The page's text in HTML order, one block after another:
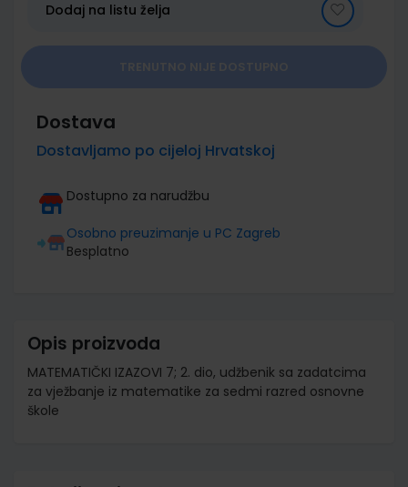
galleryDodaj na listu želja
Dostava
Dostavljamo po cijeloj Hrvatskoj
Dostupno za narudžbu
Osobno preuzimanje u PC Zagreb
Besplatno
Opis proizvoda
MATEMATIČKI IZAZOVI 7; 2. dio, udžbenik sa zadatcima
za vježbanje iz matematike za sedmi razred osnovne
škole